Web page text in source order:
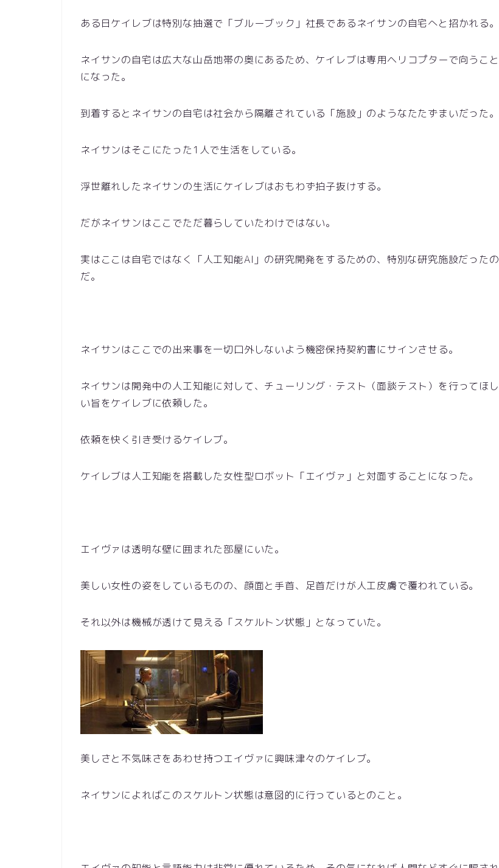
ある日ケイレブは特別な抽選で「ブルーブック」社長であるネイサンの自宅へと招かれる。
ネイサンの自宅は広大な山岳地帯の奥にあるため、ケイレブは専用ヘリコプターで向うこと
になった。
到着するとネイサンの自宅は社会から隔離されている「施設」のようなたたずまいだった。
ネイサンはそこにたった1人で生活をしている。
浮世離れしたネイサンの生活にケイレブはおもわず拍子抜けする。
だがネイサンはここでただ暮らしていたわけではない。
実はここは自宅ではなく「人工知能AI」の研究開発をするための、特別な研究施設だったの
だ。
ネイサンはここでの出来事を一切口外しないよう機密保持契約書にサインさせる。
ネイサンは開発中の人工知能に対して、チューリング・テスト（面談テスト）を行ってほし
い旨をケイレブに依頼した。
依頼を快く引き受けるケイレブ。
ケイレブは人工知能を搭載した女性型ロボット「エイヴァ」と対面することになった。
エイヴァは透明な壁に囲まれた部屋にいた。
美しい女性の姿をしているものの、顔面と手首、足首だけが人工皮膚で覆われている。
それ以外は機械が透けて見える「スケルトン状態」となっていた。
美しさと不気味さをあわせ持つエイヴァに興味津々のケイレブ。
ネイサンによればこのスケルトン状態は意図的に行っているとのこと。